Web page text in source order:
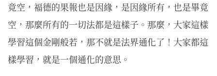
竟空，福德的果報也是因緣，是因緣所有，也是畢竟
空，那麼所有的一切法都是這樣子。那麼，大家這樣
學習這個金剛般若，那不就是法界通化了！大家都這
樣學習，就是一個通化的意思。